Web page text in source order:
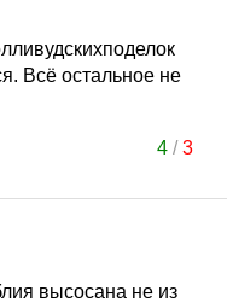
Всё остальное не
4/3
высосана не из